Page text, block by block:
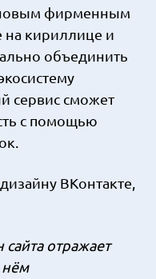
фирменным
на кириллице и
объединить
сервис сможет
с помощью
ВКонтакте,
отражает
нём